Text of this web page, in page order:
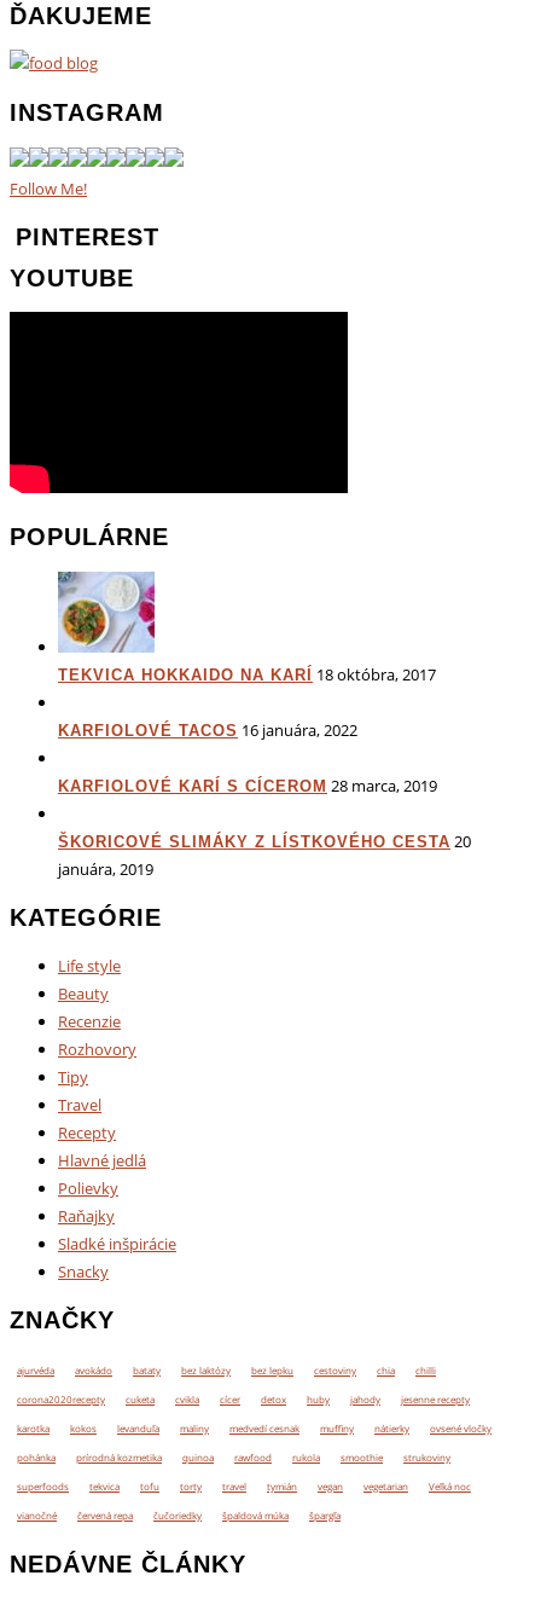
ĎAKUJEME
INSTAGRAM
Follow Me!
PINTEREST
YOUTUBE
POPULÁRNE
TEKVICA HOKKAIDO NA KARÍ 18 októbra, 2017
KARFIOLOVÉ TACOS 16 januára, 2022
KARFIOLOVÉ KARÍ S CÍCEROM 28 marca, 2019
ŠKORICOVÉ SLIMÁKY Z LÍSTKOVÉHO CESTA 20
januára, 2019
KATEGÓRIE
Life style
Beauty
Recenzie
Rozhovory
Tipy
Travel
Recepty
Hlavné jedlá
Polievky
Raňajky
Sladké inšpirácie
Snacky
ZNAČKY
ajurvéda avokádo bataty bez laktózy bez lepku cestoviny chia chilli
corona2020recepty cuketa cvikla cícer detox huby jahody jesenne recepty
karotka kokos levanduľa maliny medvedí cesnak muffiny nátierky ovsené vločky
pohánka prírodná kozmetika quinoa rawfood rukola smoothie strukoviny
superfoods tekvica tofu torty travel tymián vegan vegetarian Veľká noc
vianočné červená repa čučoriedky špaldová múka špargľa
NEDÁVNE ČLÁNKY